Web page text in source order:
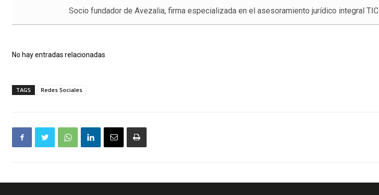
Socio fundador de Avezalia, firma especializada en el asesoramiento jurídico integral TIC
No hay entradas relacionadas
TAGS Redes Sociales